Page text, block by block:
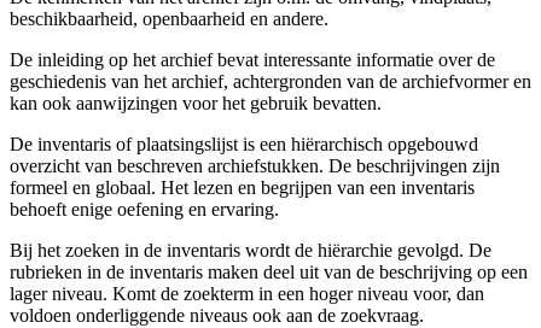
beschikbaarheid, openbaarheid en andere.
De inleiding op het archief bevat interessante informatie over de
geschiedenis van het archief, achtergronden van de archiefvormer en
kan ook aanwijzingen voor het gebruik bevatten.
De inventaris of plaatsingslijst is een hiërarchisch opgebouwd
overzicht van beschreven archiefstukken. De beschrijvingen zijn
formeel en globaal. Het lezen en begrijpen van een inventaris
behoeft enige oefening en ervaring.
Bij het zoeken in de inventaris wordt de hiërarchie gevolgd. De
rubrieken in de inventaris maken deel uit van de beschrijving op een
lager niveau. Komt de zoekterm in een hoger niveau voor, dan
voldoen onderliggende niveaus ook aan de zoekvraag.